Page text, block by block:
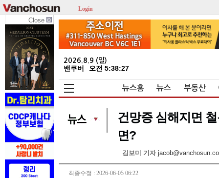
Login
Close
2026.8.9 (일)
밴쿠버 오전 5:38:28
뉴스홈 뉴스 부동산
건망증 심해지면
면?
김보미 기자
최종수정 : 2026-06-05 06:22